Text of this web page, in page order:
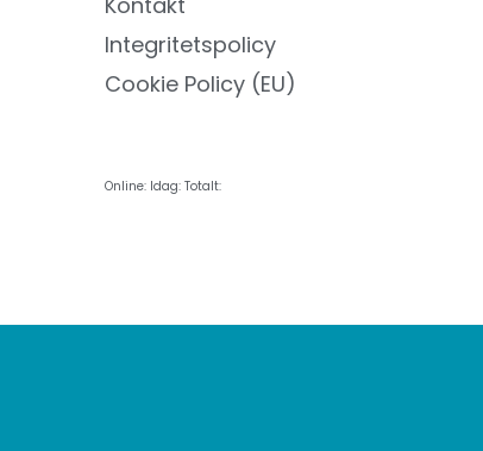
Integritetspolicy
Cookie Policy (EU)
Online: Idag: Totalt: